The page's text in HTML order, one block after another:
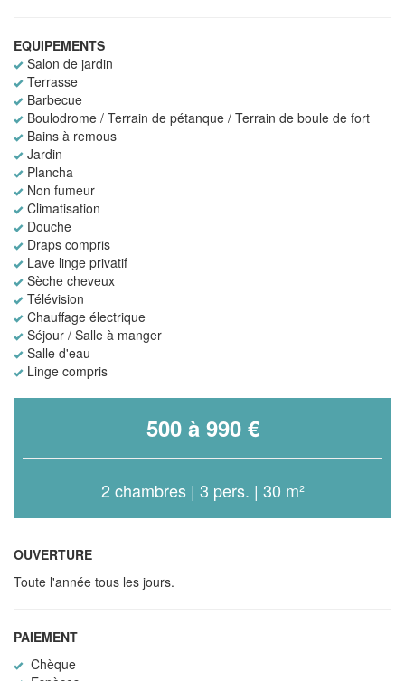
EQUIPEMENTS
Salon de jardin
Terrasse
Barbecue
Boulodrome / Terrain de pétanque / Terrain de boule de fort
Bains à remous
Jardin
Plancha
Non fumeur
Climatisation
Douche
Draps compris
Lave linge privatif
Sèche cheveux
Télévision
Chauffage électrique
Séjour / Salle à manger
Salle d'eau
Linge compris
500 à 990 €
2 chambres | 3 pers. | 30 m²
OUVERTURE
Toute l'année tous les jours.
PAIEMENT
Chèque